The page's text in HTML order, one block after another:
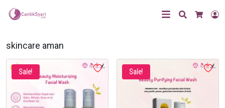
Search
skincare aman
Sale! Sale!